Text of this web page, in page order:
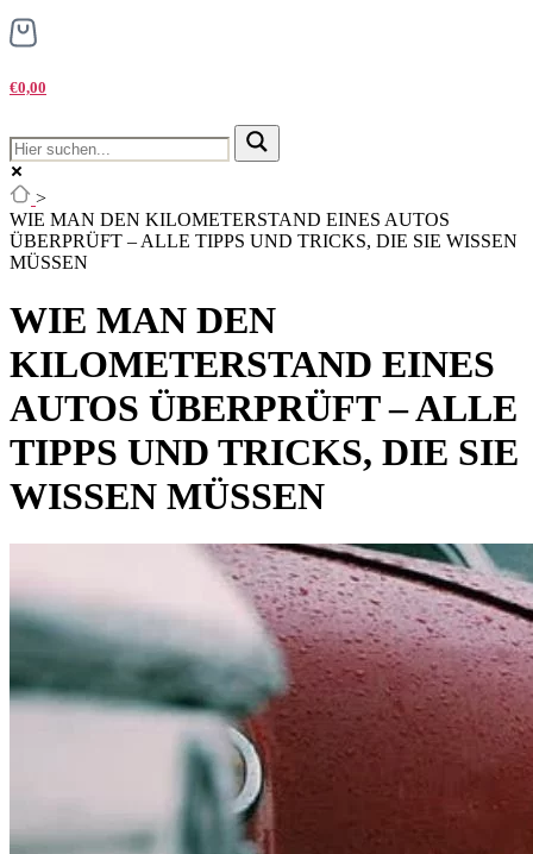
€0,00
>
WIE MAN DEN KILOMETERSTAND EINES AUTOS
ÜBERPRÜFT – ALLE TIPPS UND TRICKS, DIE SIE WISSEN
MÜSSEN
WIE MAN DEN
KILOMETERSTAND EINES
AUTOS ÜBERPRÜFT – ALLE
TIPPS UND TRICKS, DIE SIE
WISSEN MÜSSEN